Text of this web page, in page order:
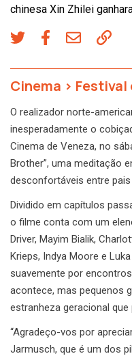
chinesa Xin Zhilei
Cinema > Festival
O realizador norte-
inesperadamente o
Cinema de Veneza, no
Brother”, uma meditação
desconfortáveis entre
Dividido em capítulos
o filme conta com um
Driver, Mayim Bialik,
Krieps, Indya Moore e
suavemente por
acontece, mas pequenos
estranheza geracional
“Agradeço-vos por
Jarmusch, que é um dos